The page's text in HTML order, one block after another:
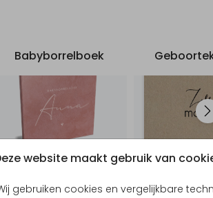
website maakt gebruik van
gebruiken cookies en vergelijkbare
Babyborrelboek